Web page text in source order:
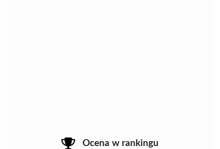
Ocena w rankingu